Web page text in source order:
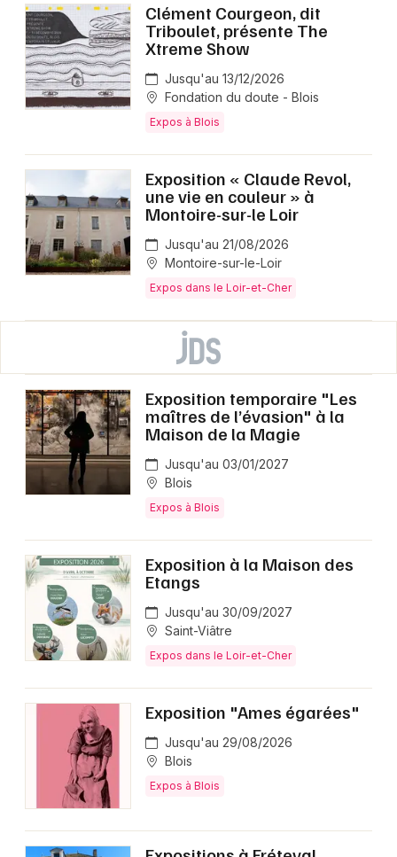
Clément Courgeon, dit
Triboulet, présente The
Xtreme Show
Jusqu'au 13/12/2026
Fondation du doute - Blois
Expos à Blois
Exposition « Claude Revol,
une vie en couleur » à
Montoire-sur-le Loir
Jusqu'au 21/08/2026
Montoire-sur-le-Loir
Expos dans le Loir-et-Cher
Exposition temporaire "Les
maîtres de l’évasion" à la
Maison de la Magie
Jusqu'au 03/01/2027
Blois
Expos à Blois
Exposition à la Maison des
Etangs
Jusqu'au 30/09/2027
Saint-Viâtre
Expos dans le Loir-et-Cher
Exposition "Ames égarées"
Jusqu'au 29/08/2026
Blois
Expos à Blois